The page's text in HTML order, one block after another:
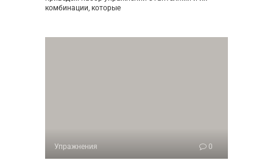
комбинации, которые
Упражнения 0